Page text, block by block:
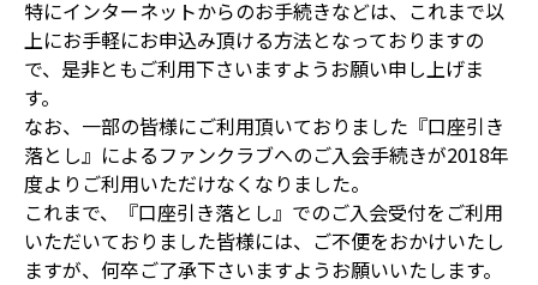
特にインターネットからのお手続きなどは、これまで以
上にお手軽にお申込み頂ける方法となっておりますの
で、是非ともご利用下さいますようお願い申し上げま
す。
なお、一部の皆様にご利用頂いておりました『口座引き
落とし』によるファンクラブへのご入会手続きが2018年
度よりご利用いただけなくなりました。
これまで、『口座引き落とし』でのご入会受付をご利用
いただいておりました皆様には、ご不便をおかけいたし
ますが、何卒ご了承下さいますようお願いいたします。